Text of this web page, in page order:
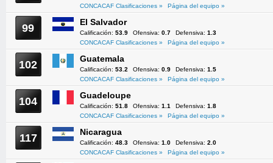
CONCACAF Clasificaciones »
Página del equipo »
99 El Salvador
Calificación: 53.9 Ofensiva: 0.7 Defensiva: 1.3
CONCACAF Clasificaciones »
Página del equipo »
102 Guatemala
Calificación: 53.2 Ofensiva: 0.9 Defensiva: 1.5
CONCACAF Clasificaciones »
Página del equipo »
104 Guadeloupe
Calificación: 51.8 Ofensiva: 1.1 Defensiva: 1.8
CONCACAF Clasificaciones »
Página del equipo »
117 Nicaragua
Calificación: 48.3 Ofensiva: 1.0 Defensiva: 2.0
CONCACAF Clasificaciones »
Página del equipo »